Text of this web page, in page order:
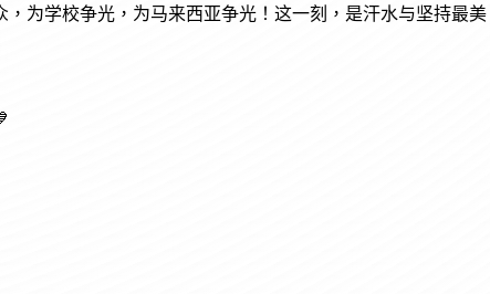
为学校争光，为马来西亚争光！这一刻，是汗水与坚持最美